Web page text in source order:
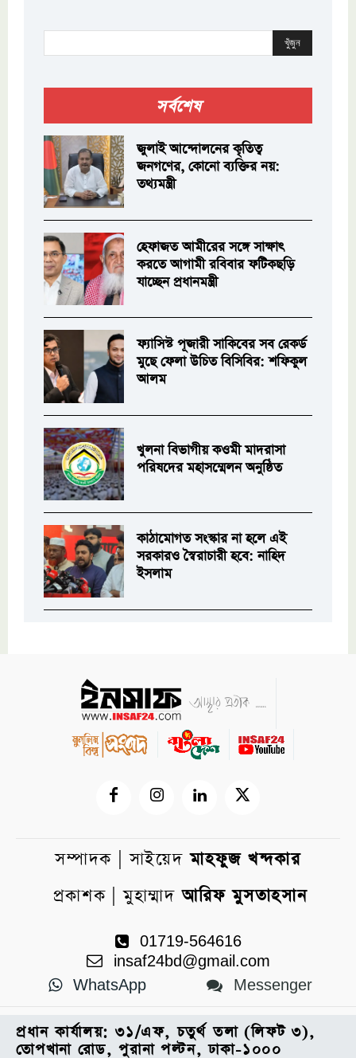
খুঁজুন
সর্বশেষ
জুলাই আন্দোলনের কৃতিত্ব
জনগণের, কোনো ব্যক্তির নয়:
তথ্যমন্ত্রী
হেফাজত আমীরের সঙ্গে সাক্ষাৎ
করতে আগামী রবিবার ফটিকছড়ি
যাচ্ছেন প্রধানমন্ত্রী
ফ্যাসিস্ট পূজারী সাকিবের সব রেকর্ড
মুছে ফেলা উচিত বিসিবির: শফিকুল
আলম
খুলনা বিভাগীয় কওমী মাদরাসা
পরিষদের মহাসম্মেলন অনুষ্ঠিত
কাঠামোগত সংস্কার না হলে এই
সরকারও স্বৈরাচারী হবে: নাহিদ
ইসলাম
সম্পাদক | সাইয়েদমাহফুজ খন্দকার
প্রকাশক | মুহাম্মাদআরিফ মুসতাহসান
01719-564616
insaf24bd@gmail.com
WhatsApp
Messenger
প্রধান কার্যালয়: ৩১/এফ, চতুর্থ তলা (লিফট ৩),
তোপখানা রোড, পুরানা পল্টন, ঢাকা-১০০০